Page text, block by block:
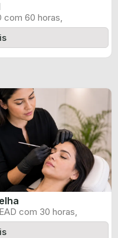
com 60 horas,
e ...
com 30 horas,
...